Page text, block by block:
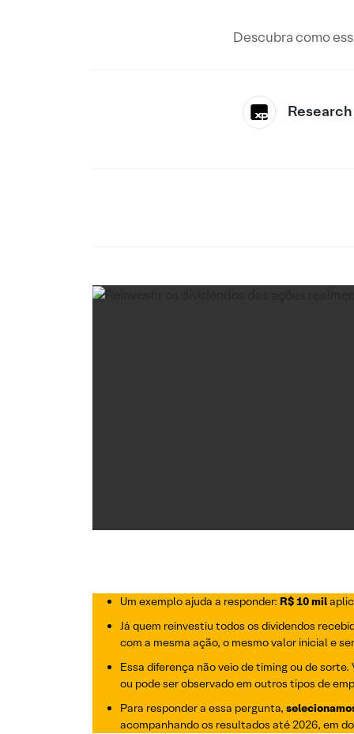
Descubra como
Um exemplo ajuda a responder: R$ 10 mil
Já quem reinvestiu todos os dividendos
com a mesma ação, o mesmo valor inicial e
Essa diferença não veio de timing ou de
ou pode ser observado em outros tipos de
Para responder a essa pergunta,
acompanhando os resultados até 2026, em